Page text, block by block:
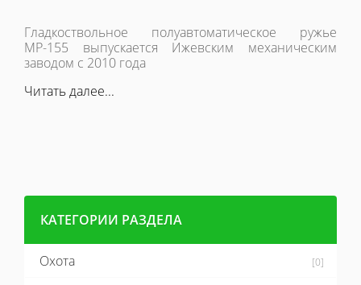
Гладкоствольное полуавтоматическое ружье
МР-155 выпускается Ижевским механическим
заводом с 2010 года
Читать далее...
КАТЕГОРИИ РАЗДЕЛА
Охота [0]